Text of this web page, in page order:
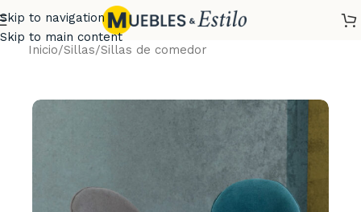
Skip to navigation
Skip to main content
Inicio/Sillas/Sillas de comedor